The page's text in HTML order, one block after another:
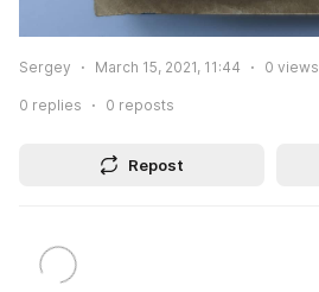
Sergey March 15, 2021, 11:44 0 views
0 replies 0 reposts
Repost